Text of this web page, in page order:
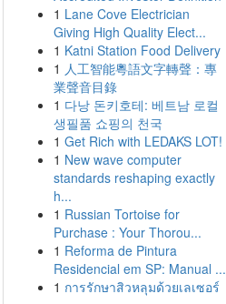
1 Lane Cove Electrician
Giving High Quality Elect...
1 Katni Station Food Delivery
1 人工智能粵語文字轉聲：專
業聲音目錄
1 다낭 돈키호테: 베트남 로컬
생필품 쇼핑의 천국
1 Get Rich with LEDAKS LOT!
1 New wave computer
standards reshaping exactly
h...
1 Russian Tortoise for
Purchase : Your Thorou...
1 Reforma de Pintura
Residencial em SP: Manual ...
1 การรักษาสิวหลุมด้วยเลเซอร์